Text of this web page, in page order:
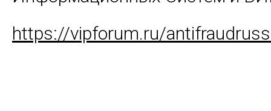
https://vipforum.ru/